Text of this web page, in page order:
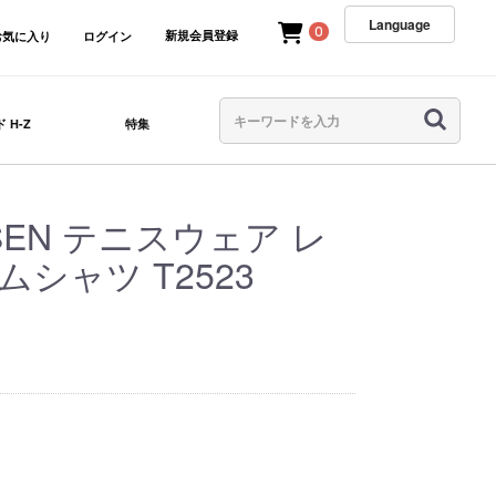
に入り ログイン 新規会員登録 0 Language
H-Z 特集
テニスウェア レ
シャツ T2523